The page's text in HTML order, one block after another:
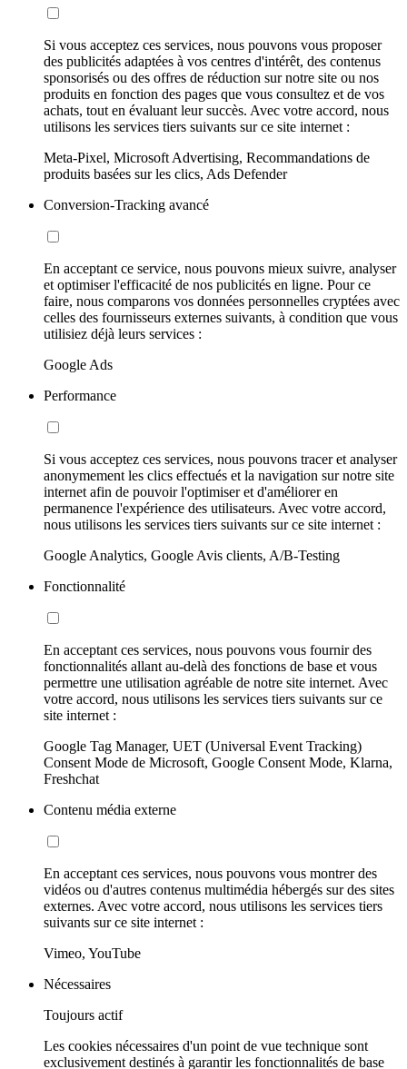
Si vous acceptez ces services, nous pouvons vous proposer
des publicités adaptées à vos centres d'intérêt, des contenus
sponsorisés ou des offres de réduction sur notre site ou nos
produits en fonction des pages que vous consultez et de vos
achats, tout en évaluant leur succès. Avec votre accord, nous
utilisons les services tiers suivants sur ce site internet :
Meta-Pixel, Microsoft Advertising, Recommandations de
produits basées sur les clics, Ads Defender
Conversion-Tracking avancé
En acceptant ce service, nous pouvons mieux suivre, analyser
et optimiser l'efficacité de nos publicités en ligne. Pour ce
faire, nous comparons vos données personnelles cryptées avec
celles des fournisseurs externes suivants, à condition que vous
utilisiez déjà leurs services :
Google Ads
Performance
Si vous acceptez ces services, nous pouvons tracer et analyser
anonymement les clics effectués et la navigation sur notre site
internet afin de pouvoir l'optimiser et d'améliorer en
permanence l'expérience des utilisateurs. Avec votre accord,
nous utilisons les services tiers suivants sur ce site internet :
Google Analytics, Google Avis clients, A/B-Testing
Fonctionnalité
En acceptant ces services, nous pouvons vous fournir des
fonctionnalités allant au-delà des fonctions de base et vous
permettre une utilisation agréable de notre site internet. Avec
votre accord, nous utilisons les services tiers suivants sur ce
site internet :
Google Tag Manager, UET (Universal Event Tracking)
Consent Mode de Microsoft, Google Consent Mode, Klarna,
Freshchat
Contenu média externe
En acceptant ces services, nous pouvons vous montrer des
vidéos ou d'autres contenus multimédia hébergés sur des sites
externes. Avec votre accord, nous utilisons les services tiers
suivants sur ce site internet :
Vimeo, YouTube
Nécessaires
Toujours actif
Les cookies nécessaires d'un point de vue technique sont
exclusivement destinés à garantir les fonctionnalités de base